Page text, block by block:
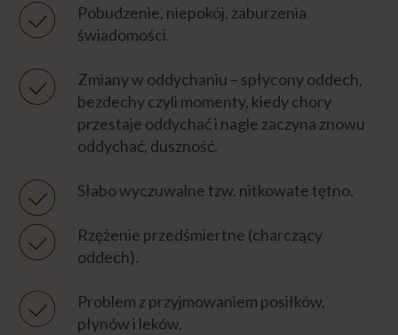
Pobudzenie, niepokój, zaburzenia
świadomości.
Zmiany w oddychaniu – spłycony oddech,
bezdechy czyli momenty, kiedy chory
przestaje oddychać i nagle zaczyna znowu
oddychać, duszność.
Słabo wyczuwalne tzw. nitkowate tętno.
Rzężenie przedśmiertne (charczący
oddech).
Problem z przyjmowaniem posiłków,
płynów i leków.